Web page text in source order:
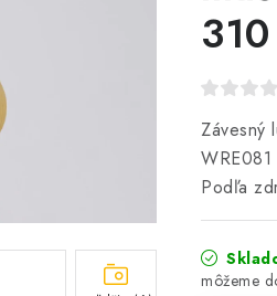
Závesný
Podľa